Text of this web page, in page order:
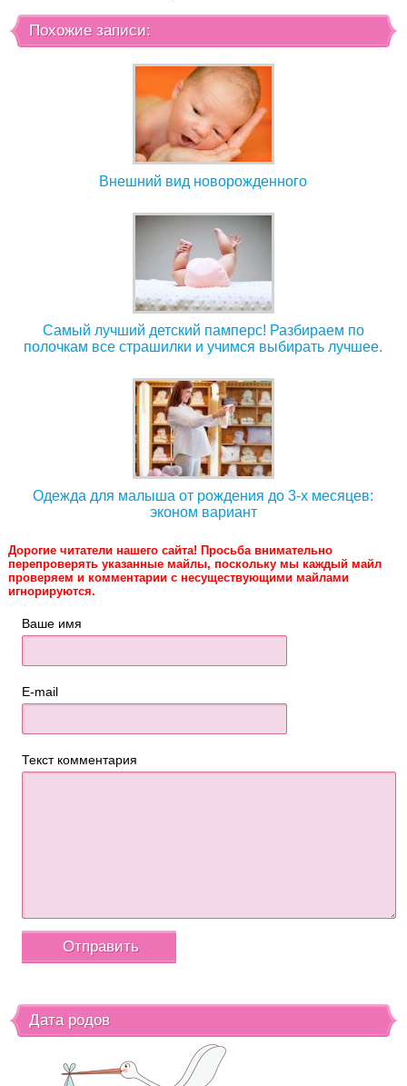
Похожие записи:
Внешний вид новорожденного
Самый лучший детский памперс! Разбираем по
полочкам все страшилки и учимся выбирать лучшее.
Одежда для малыша от рождения до 3-х месяцев:
эконом вариант
Дорогие читатели нашего сайта! Просьба внимательно
перепроверять указанные майлы, поскольку мы каждый майл
проверяем и комментарии с несуществующими майлами
игнорируются.
Ваше имя
E-mail
Текст комментария
Дата родов